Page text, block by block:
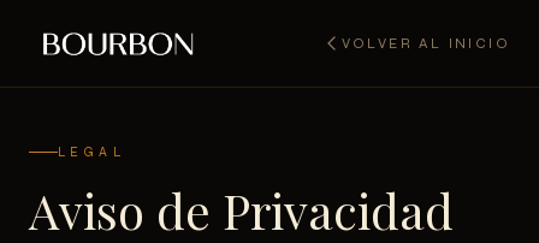
VOLVER AL INICIO
LEGAL
Aviso de Privacidad